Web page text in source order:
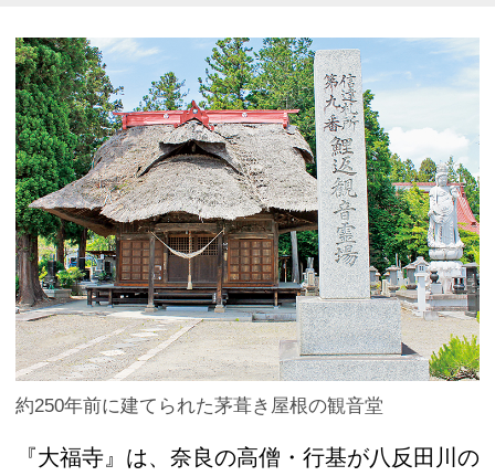
約250年前に建てられた茅葺き屋根の観音堂
『大福寺』は、奈良の高僧・行基が八反田川の